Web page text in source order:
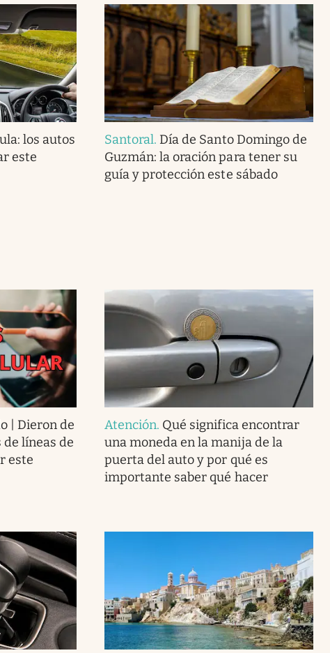
los autos
este
Santoral. Día de Santo Domingo de
Guzmán: la oración para tener su
guía y protección este sábado
| Dieron de
líneas de
este
Atención. Qué significa encontrar
una moneda en la manija de la
puerta del auto y por qué es
importante saber qué hacer